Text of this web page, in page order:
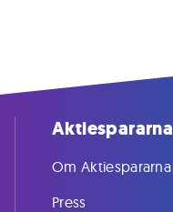
Aktiespararna
Om Aktiespararna
Press